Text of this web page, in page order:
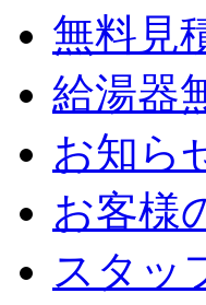
無料見
給湯器
お知ら
お客様
スタッ